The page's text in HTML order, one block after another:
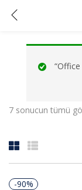
Kullanıcı adınızı
7 sonucun tümü
-90%